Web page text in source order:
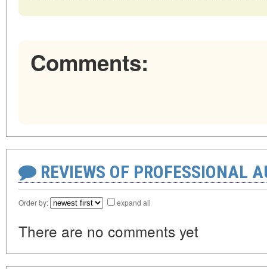
Comments:
REVIEWS OF PROFESSIONAL
Order by: expand all
There are no comments yet